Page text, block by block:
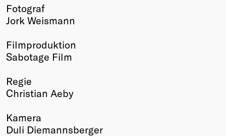
Fotograf
Jork Weismann
Filmproduktion
Sabotage Film
Regie
Christian Aeby
Kamera
Duli Diemannsberger